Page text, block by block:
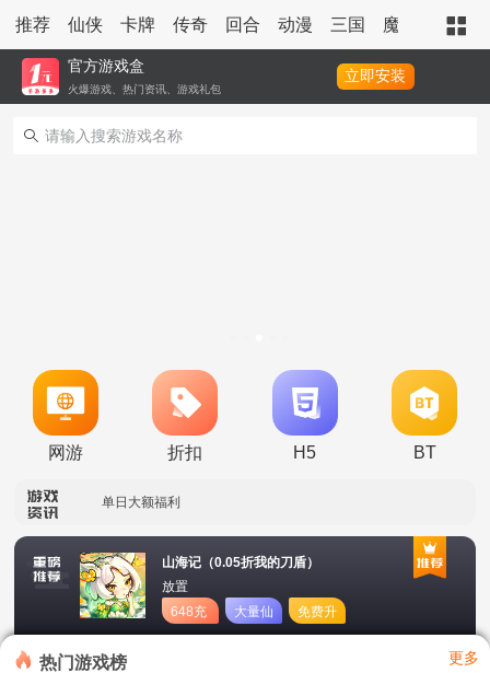
推荐 仙侠 卡牌 传奇 回合 动漫 三国 魔幻 策略
官方游戏盒
火爆游戏、热门资讯、游戏礼包
立即安装
网游 折扣 H5 BT
新区单日助力活动
单日大额福利
单日大额福利
转游活动
山海记（0.05折我的刀盾）
放置
648充
值卡
大量仙
玉
免费升
星
热门游戏榜 更多